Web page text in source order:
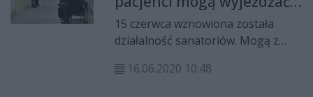
do uzdrowisk
15 czerwca wznowiona została
działalność sanatoriów. Mogą z
oczekują na leczenie uzdrowiskowe
16.06.2020 10:48